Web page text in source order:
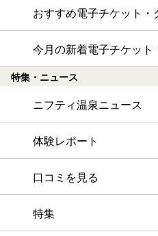
おすすめ電子チケット・
今月の新着電子チケット
特集・ニュース
ニフティ温泉ニュース
体験レポート
口コミを見る
特集